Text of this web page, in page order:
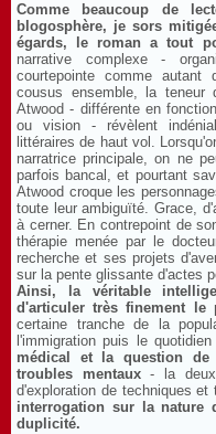
Comme beaucoup de
blogosphère, je sors
égards, le roman a tout
narrative complexe -
courtepointe comme autant
cousus ensemble, la
Atwood - différente en
ou vision - révèlent
littéraires de haut vol.
narratrice principale, on ne
parfois bancal, et pourtant
Atwood croque les
toute leur ambiguïté. Grace,
à cerner. En contrepoint de
thérapie menée par le
recherche et ses projets
sur la pente glissante d'actes
Ainsi, la véritable
d'articuler très finement le
certaine tranche de la
l'immigration puis le
médical et la question
troubles mentaux- la
d'exploration de techniques
interrogation sur la nature
duplicité.